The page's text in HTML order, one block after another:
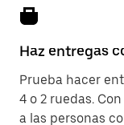
Haz entregas
Prueba hacer
4 o 2 ruedas.
a las personas